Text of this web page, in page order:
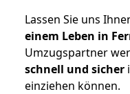
Lassen Sie uns
einem Leben in
Umzugspartner
schnell und sicher
einziehen können.